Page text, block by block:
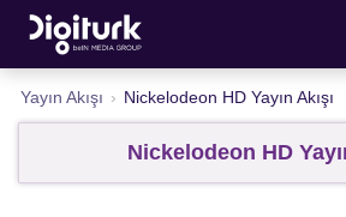
Yayın Akışı › Nickelodeon HD Yayın Akışı
Nickelodeon HD